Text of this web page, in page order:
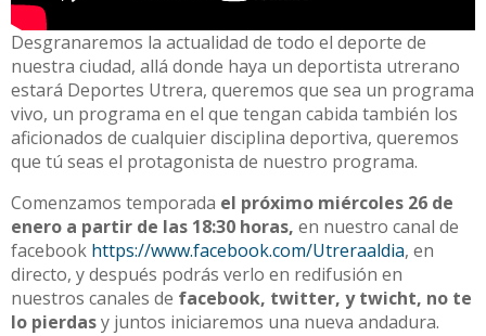
Desgranaremos la actualidad de todo el deporte de
nuestra ciudad, allá donde haya un deportista utrerano
estará Deportes Utrera, queremos que sea un programa
vivo, un programa en el que tengan cabida también los
aficionados de cualquier disciplina deportiva, queremos
que tú seas el protagonista de nuestro programa.
Comenzamos temporada el próximo miércoles 26 de
enero a partir de las 18:30 horas, en nuestro canal de
facebook https://www.facebook.com/Utreraaldia, en
directo, y después podrás verlo en redifusión en
nuestros canales de facebook, twitter, y twicht, no te
lo pierdasy juntos iniciaremos una nueva andadura.